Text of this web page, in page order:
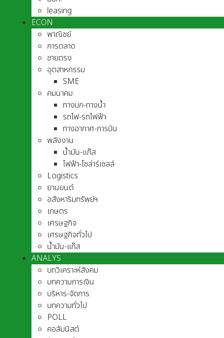
leasing
ECON
พาณิชย์
การตลาด
ขายตรง
อุตสาหกรรม
SME
คมนาคม
ทางบก-ทางน้ำ
รถไฟ-รถไฟฟ้า
ทางอากาศ-การบิน
พลังงาน
น้ำมัน-แก๊ส
ไฟฟ้า-โซล่าร์เซลล์
Logistics
ยานยนต์
อสังหาริมทรัพย์ฯ
เกษตร
เศรษฐกิจ
เศรษฐกิจทั่วไป
น้ำมัน-แก๊ส
ANALYS
บทวิเคราะห์สังคม
บทความการเงิน
บริหาร-จัดการ
บทความทั่วไป
POLL
คอลัมนิสต์